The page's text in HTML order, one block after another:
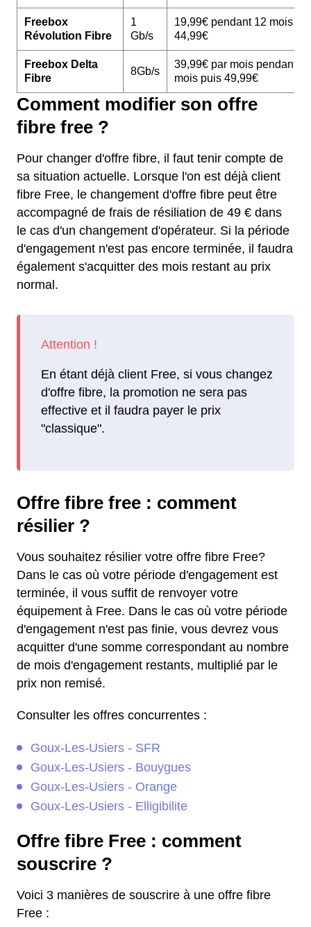
Freebox
Révolution Fibre
1
Gb/s
19,99€ pendant 12 mois
44,99€
Freebox Delta
Fibre
8Gb/s
39,99€ par mois pendant 12
mois puis 49,99€
Comment modifier son offre
fibre free ?
Pour changer d'offre fibre, il faut tenir compte de
sa situation actuelle. Lorsque l'on est déjà client
fibre Free, le changement d'offre fibre peut être
accompagné de frais de résiliation de 49 € dans
le cas d'un changement d'opérateur. Si la période
d'engagement n'est pas encore terminée, il faudra
également s'acquitter des mois restant au prix
normal.
En étant déjà client Free, si vous changez
d'offre fibre, la promotion ne sera pas
effective et il faudra payer le prix
"classique".
Offre fibre free : comment
résilier ?
Vous souhaitez résilier votre offre fibre Free?
Dans le cas où votre période d'engagement est
terminée, il vous suffit de renvoyer votre
équipement à Free. Dans le cas où votre période
d'engagement n'est pas finie, vous devrez vous
acquitter d'une somme correspondant au nombre
de mois d'engagement restants, multiplié par le
prix non remisé.
Consulter les offres concurrentes :
Goux-Les-Usiers - SFR
Goux-Les-Usiers - Bouygues
Goux-Les-Usiers - Orange
Goux-Les-Usiers - Elligibilite
Offre fibre Free : comment
souscrire ?
Voici 3 manières de souscrire à une offre fibre
Free :